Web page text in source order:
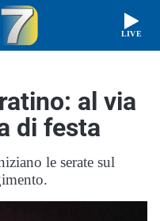
LIVE
al via
di festa
le serate sul